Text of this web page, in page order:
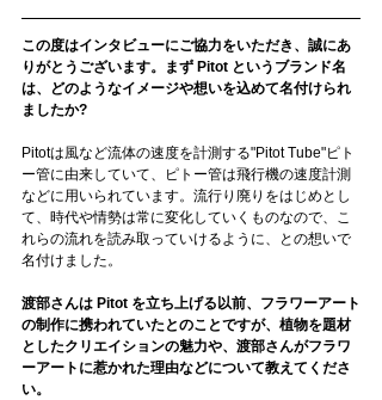
この度はインタビューにご協力をいただき、誠にあ
りがとうございます。まず Pitot というブランド名
は、どのようなイメージや想いを込めて名付けられ
ましたか?
Pitotは風など流体の速度を計測する"Pitot Tube"ピト
ー管に由来していて、ピトー管は飛行機の速度計測
などに用いられています。流行り廃りをはじめとし
て、時代や情勢は常に変化していくものなので、こ
れらの流れを読み取っていけるように、との想いで
名付けました。
渡部さんは Pitot を立ち上げる以前、フラワーアート
の制作に携われていたとのことですが、植物を題材
としたクリエイションの魅力や、渡部さんがフラワ
ーアートに惹かれた理由などについて教えてくださ
い。